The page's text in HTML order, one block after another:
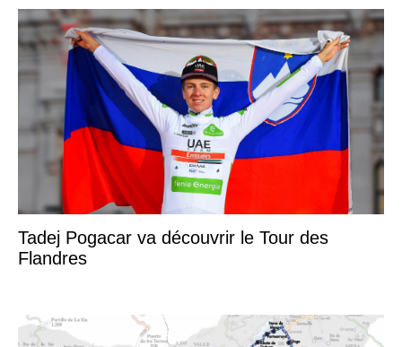
Tadej Pogacar va découvrir le Tour des
Flandres